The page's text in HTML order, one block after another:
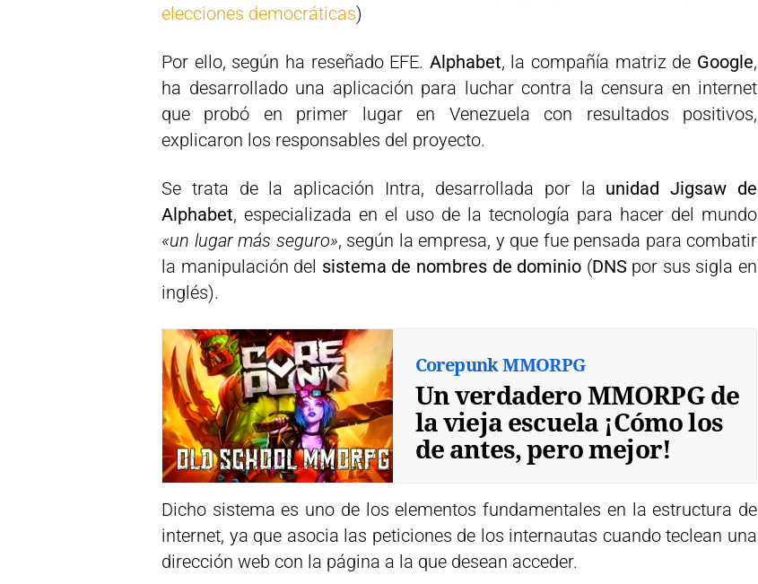
elecciones democráticas)
Por ello, según ha reseñado EFE. Alphabet, la compañía matriz de Google,
ha desarrollado una aplicación para luchar contra la censura en internet
que probó en primer lugar en Venezuela con resultados positivos,
explicaron los responsables del proyecto.
Se trata de la aplicación Intra, desarrollada por la unidad Jigsaw de
Alphabet, especializada en el uso de la tecnología para hacer del mundo
«un lugar más seguro», según la empresa, y que fue pensada para combatir
la manipulación del sistema de nombres de dominio (DNS por sus sigla en
inglés).
Corepunk MMORPG
Un verdadero MMORPG de
la vieja escuela ¡Cómo los
de antes, pero mejor!
Dicho sistema es uno de los elementos fundamentales en la estructura de
internet, ya que asocia las peticiones de los internautas cuando teclean una
dirección web con la página a la que desean acceder.